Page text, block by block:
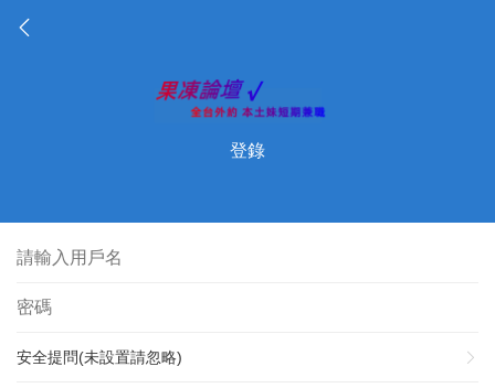
登錄
安全提問(未設置請忽略)